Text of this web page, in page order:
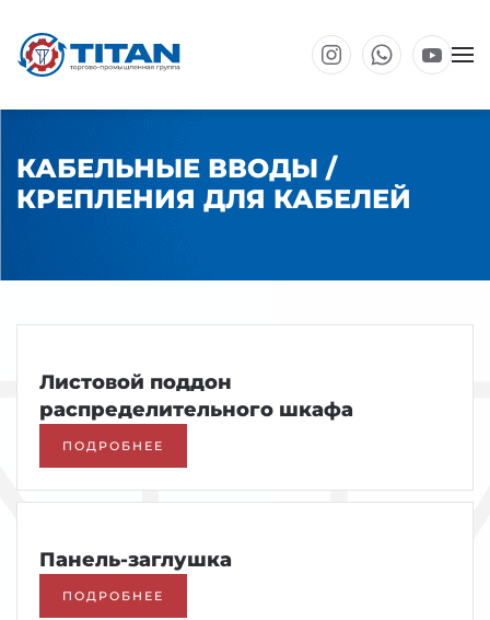
Перейти к основному содержанию
КАБЕЛЬНЫЕ ВВОДЫ /
КРЕПЛЕНИЯ ДЛЯ КАБЕЛЕЙ
Листовой поддон
распределительного шкафа
ПОДРОБНЕЕ
Панель-заглушка
ПОДРОБНЕЕ